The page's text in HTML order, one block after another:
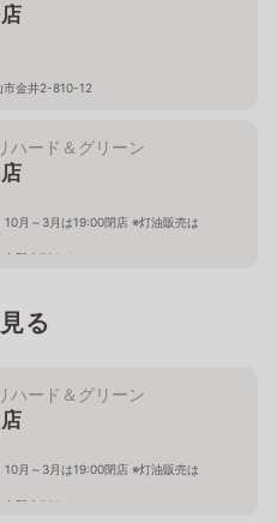
市金井2-810-12
ハード＆グリーン
～3月は19:00閉店 ※灯油販売は
市野上720-1
る
ハード＆グリーン
～3月は19:00閉店 ※灯油販売は
市野上720-1